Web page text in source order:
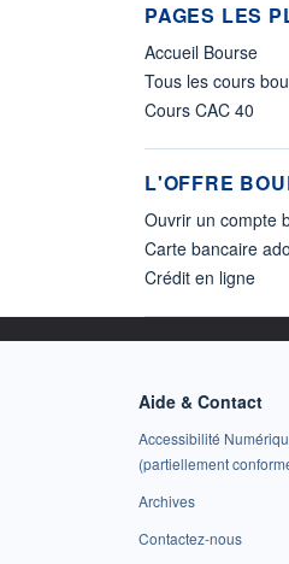
PAGES LES
Accueil Bourse
Tous les cours
Cours CAC 40
L'OFFRE
Ouvrir un compte
Carte bancaire ado
Crédit en ligne
Aide & Contact
Accessibilité
(partiellement
Archives
Contactez-nous